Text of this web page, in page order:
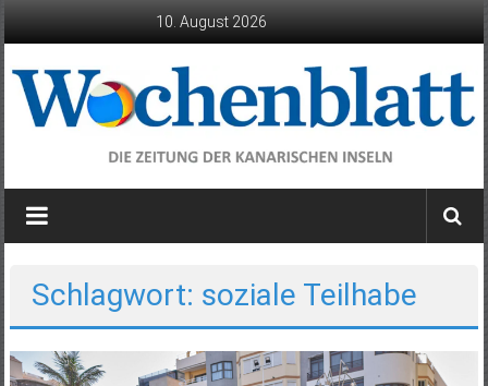
10. August 2026
Wochenblatt
die
Kanarischen
Inseln
Schlagwort: soziale Teilhabe